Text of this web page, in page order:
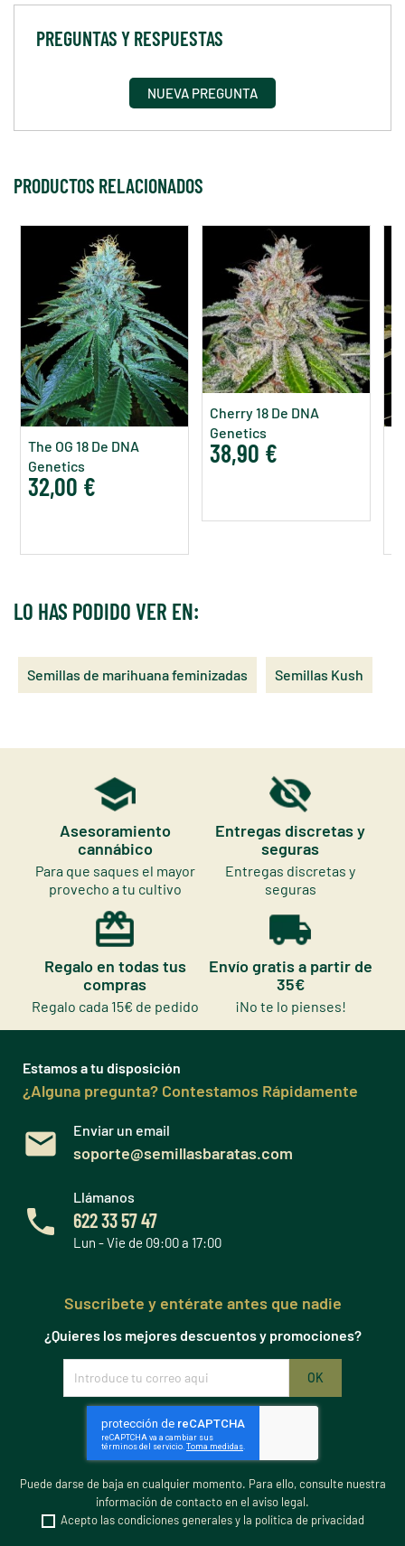
PREGUNTAS Y RESPUESTAS
NUEVA PREGUNTA
PRODUCTOS RELACIONADOS
The OG 18 De DNA
Genetics
32,00 €
Cherry 18 De DNA
Genetics
38,90 €
LO HAS PODIDO VER EN:
Semillas de marihuana feminizadas Semillas Kush
Asesoramiento
cannábico
Para que saques el mayor
provecho a tu cultivo
Entregas discretas y
seguras
Entregas discretas y
seguras
Regalo en todas tus
compras
Regalo cada 15€ de pedido
Envío gratis a partir de
35€
¡No te lo pienses!
Estamos a tu disposición
¿Alguna pregunta? Contestamos Rápidamente
Enviar un email
soporte@semillasbaratas.com
Llámanos
622 33 57 47
Lun - Vie de 09:00 a 17:00
Suscribete y entérate antes que nadie
¿Quieres los mejores descuentos y promociones?
Puede darse de baja en cualquier momento. Para ello, consulte nuestra
información de contacto en el aviso legal.
Acepto las condiciones generales y la política de privacidad